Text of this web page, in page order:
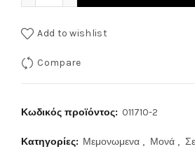
Add to wishlist
Compare
Κωδικός προϊόντος: 011710-2
Κατηγορίες: Μεμονωμενα , Μονά ,